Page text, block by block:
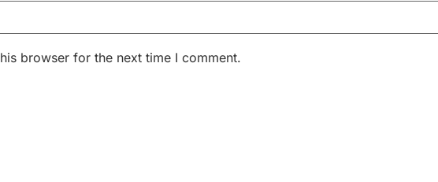
browser for the next time I comment.